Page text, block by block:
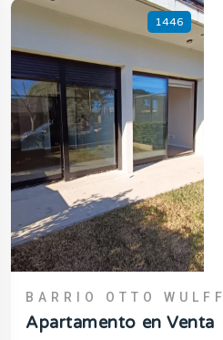
1446
BARRIO OTTO WULFF
Apartamento en Venta